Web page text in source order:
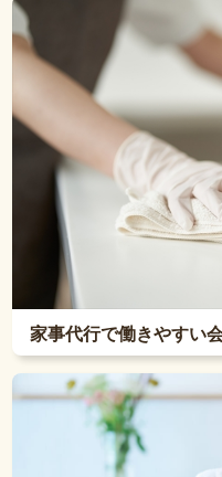
家事代行で働きやすい